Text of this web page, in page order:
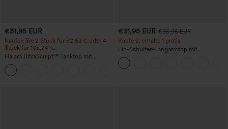
€31,95 EUR
Kaufen Sie 2 Stück für 52,62 € oder 4
Stück für 105,24 €.
Halara UltraSculpt™ Tanktop mit
Rundhalsausschnitt und
geschwungenem Saum
€31,95 EUR €35,95 EUR
Kaufe 2, erhalte 1 gratis
Ein-Schulter-Langarmtop mit
Daumenloch, geschwungener Saum
(High-Low), schnell trocknend – Yoga-
Sporttop mit integriertem BH